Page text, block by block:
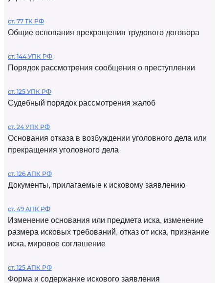
ст. 77 ТК РФ
Общие основания прекращения трудового договора
ст. 144 УПК РФ
Порядок рассмотрения сообщения о преступлении
ст. 125 УПК РФ
Судебный порядок рассмотрения жалоб
ст. 24 УПК РФ
Основания отказа в возбуждении уголовного дела или
прекращения уголовного дела
ст. 126 АПК РФ
Документы, прилагаемые к исковому заявлению
ст. 49 АПК РФ
Изменение основания или предмета иска, изменение
размера исковых требований, отказ от иска, признание
иска, мировое соглашение
ст. 125 АПК РФ
Форма и содержание искового заявления